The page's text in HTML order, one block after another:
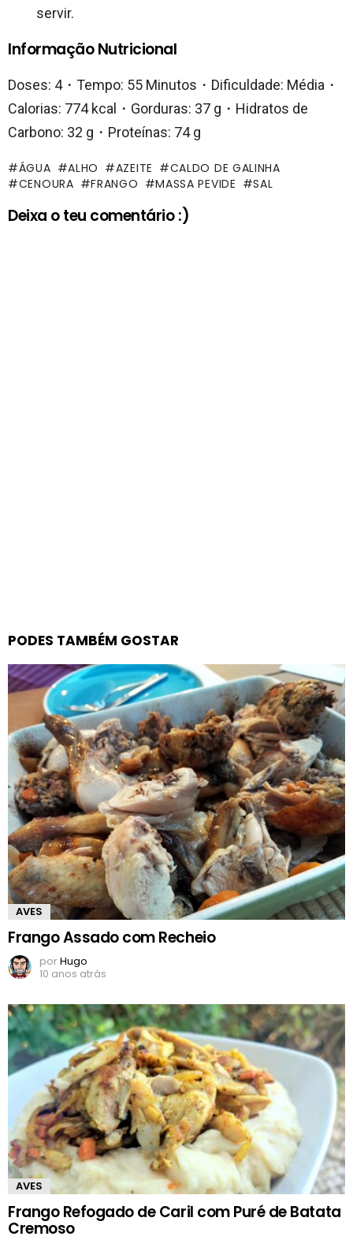
servir.
Informação Nutricional
Doses: 4・Tempo: 55 Minutos・Dificuldade: Média・
Calorias: 774 kcal・Gorduras: 37 g・Hidratos de
Carbono: 32 g・Proteínas: 74 g
ÁGUA ALHO AZEITE
CALDO DE GALINHA
CENOURA
FRANGO MASSA PEVIDE SAL
Deixa o teu comentário :)
PODES TAMBÉM GOSTAR
AVES
Frango Assado com Recheio
porHugo
10 anos atrás
AVES
Frango Refogado de Caril com Puré de Batata
Cremoso